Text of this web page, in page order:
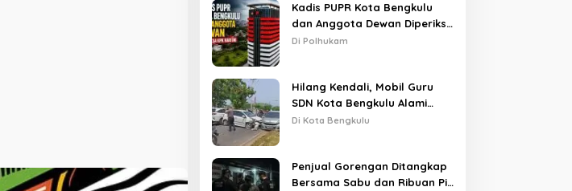
Kadis PUPR Kota Bengkulu
dan Anggota Dewan Diperiksa
KPK Hari Ini
Di Polhukam
Hilang Kendali, Mobil Guru
SDN Kota Bengkulu Alami
Tabrakan Beruntun di Lampu
Di Kota Bengkulu
Penjual Gorengan Ditangkap
Bersama Sabu dan Ribuan Pil,